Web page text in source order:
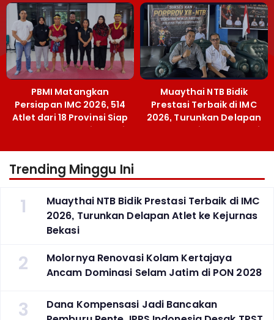
Terobosan Bangun
Grassroots
PBMI Matangkan
Persiapan IMC 2026, 514
Atlet dari 18 Provinsi Siap
Berlaga Besok di Bekasi
Muaythai NTB Bidik
Prestasi Terbaik di IMC
2026, Turunkan Delapan
Atlet ke Kejurnas Bekasi
Trending Minggu Ini
1
Muaythai NTB Bidik Prestasi Terbaik di IMC
2026, Turunkan Delapan Atlet ke Kejurnas
Bekasi
2
Molornya Renovasi Kolam Kertajaya
Ancam Dominasi Selam Jatim di PON 2028
3
Dana Kompensasi Jadi Bancakan